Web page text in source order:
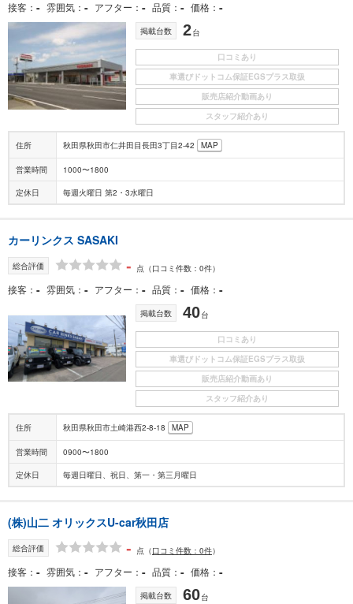
接客 - 雰囲気 - アフター - 品質 - 価格 -
掲載台数 2台
口コミあり
車選びドットコム保証EGSプラス取扱
販売店紹介動画あり
スタッフ紹介あり
住所 秋田県秋田市仁井田目長田3丁目2-42 MAP
営業時間 1000〜1800
定休日 毎週火曜日 第2・3水曜日
カーリンクス SASAKI
総合評価 - 点 （口コミ件数：0件）
接客 - 雰囲気 - アフター - 品質 - 価格 -
掲載台数 40台
口コミあり
車選びドットコム保証EGSプラス取扱
販売店紹介動画あり
スタッフ紹介あり
住所 秋田県秋田市土崎港西2-8-18 MAP
営業時間 0900〜1800
定休日 毎週日曜日、祝日、第一・第三月曜日
(株)山二 オリックスU-car秋田店
総合評価 - 点 （口コミ件数：0件）
接客 - 雰囲気 - アフター - 品質 - 価格 -
掲載台数 60台